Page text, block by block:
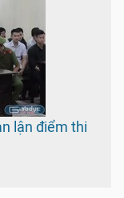
lận điểm thi